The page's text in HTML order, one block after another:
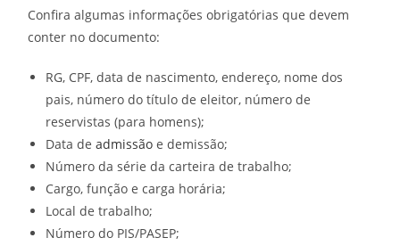
Confira algumas informações obrigatórias que devem
conter no documento:
RG, CPF, data de nascimento, endereço, nome dos
pais, número do título de eleitor, número de
reservistas (para homens);
Data de admissão e demissão;
Número da série da carteira de trabalho;
Cargo, função e carga horária;
Local de trabalho;
Número do PIS/PASEP;